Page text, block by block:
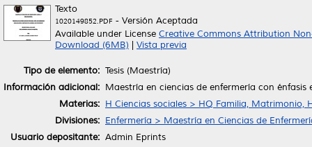
Texto
1020149852.PDF - Versión Aceptada
Available under License Creative Commons Attribution
Download (6MB)
Vista previa
Tipo de elemento: Tesis (Maestría)
Información adicional: Maestría en ciencias de enfermería con
Materias: H Ciencias sociales > HQ Familia, Matrimonio,
Divisiones: Enfermería > Maestría en Ciencias de
Usuario depositante: Admin Eprints